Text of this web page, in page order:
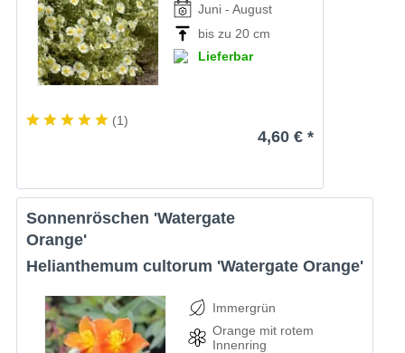
Juni - August
bis zu 20 cm
Lieferbar
(1)
4,60 € *
Sonnenröschen 'Watergate
Orange'
Helianthemum cultorum 'Watergate Orange'
Immergrün
Orange mit rotem
Innenring